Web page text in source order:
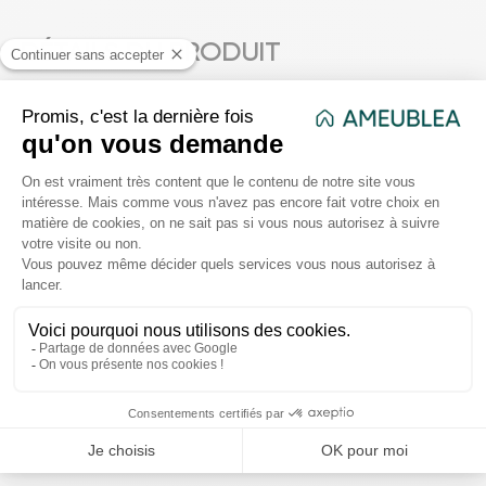
DÉTAILS DU PRODUIT
Capacité 270 ml
Couleur Bois Naturel - Noir
Dimensions
de l'article
Poids net 0.330 Kg
VOUS AIMEREZ AUSSI